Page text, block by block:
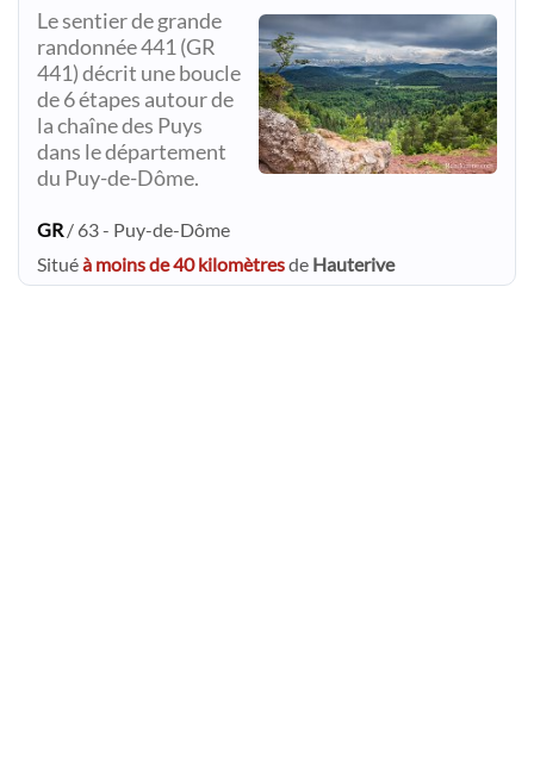
Le sentier de grande
randonnée 441 (GR
441) décrit une boucle
de 6 étapes autour de
la chaîne des Puys
dans le département
du Puy-de-Dôme.
GR / 63 - Puy-de-Dôme
Situéà moins de 40 kilomètresde Hauterive